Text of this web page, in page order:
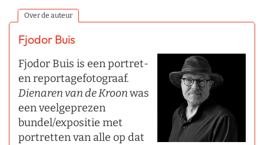
Over de auteur
Fjodor Buis
Fjodor Buis is een portret-
en reportagefotograaf.
Dienaren van de Kroonwas
een veelgeprezen
bundel/expositie met
portretten van alle op dat